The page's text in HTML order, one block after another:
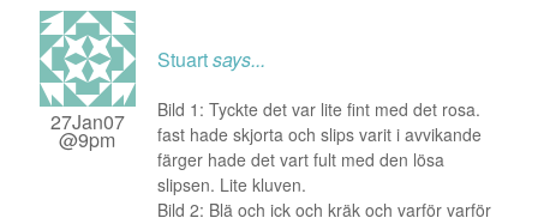
27Jan07
@9pm
Stuartsays...
Bild 1: Tyckte det var lite fint med det rosa.
fast hade skjorta och slips varit i avvikande
färger hade det vart fult med den lösa
slipsen. Lite kluven.
Bild 2: Blä och ick och kräk och varför varför